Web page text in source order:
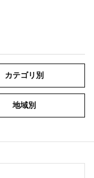
カテゴリ別
地域別